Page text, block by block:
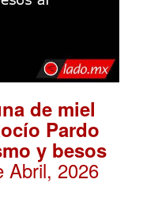
de miel
Pardo
y besos
Abril, 2026